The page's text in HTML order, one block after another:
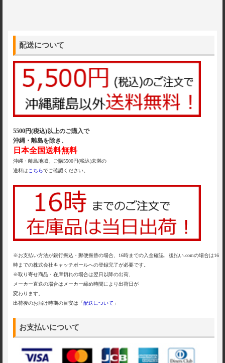
配送について
5500円(税込)以上のご購入で
沖縄・離島を除き、
日本全国送料無料
沖縄・離島地域、ご購5500円(税込)未満の
送料は こちらでご確認ください。
※お支払い方法が銀行振込・郵便振替の場合、16時までの入金確認、後払い.comの場合は16
時までの株式会社キャッチボールへの登録完了が必要です。
※取り寄せ商品・在庫切れの場合は翌日以降の出荷、
メーカー直送の場合はメーカー締め時間により出荷日が
変わります。
出荷後のお届け時期の目安は「 配送について 」
お支払いについて